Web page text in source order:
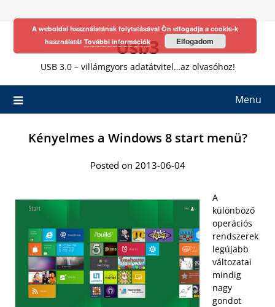
Usb3
USB 3.0 – villámgyors adatátvitel…az olvasóhoz!
Menu
Kényelmes a Windows 8 start menü?
Posted on 2013-06-04
A
különböző
operációs
rendszerek
legújabb
változatai
mindig
nagy
gondot
A weboldal használatának folytatásával Ön elfogadja a cookie-k
használatát További információk Elfogadom